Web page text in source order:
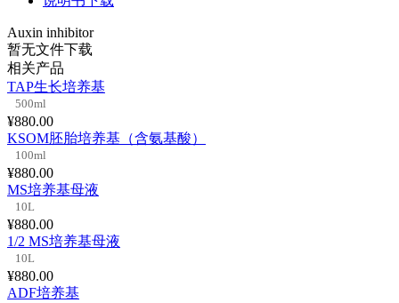
Auxin inhibitor
暂无文件下载
相关产品
TAP生长培养基
500ml
¥880.00
KSOM胚胎培养基（含氨基酸）
100ml
¥880.00
MS培养基母液
10L
¥880.00
1/2 MS培养基母液
10L
¥880.00
ADF培养基